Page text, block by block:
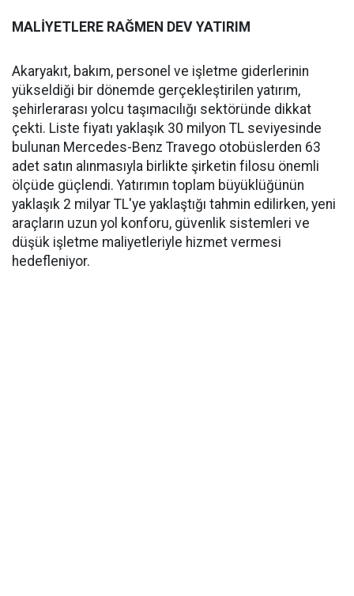
MALİYETLERE RAĞMEN DEV YATIRIM
Akaryakıt, bakım, personel ve işletme giderlerinin
yükseldiği bir dönemde gerçekleştirilen yatırım,
şehirlerarası yolcu taşımacılığı sektöründe dikkat
çekti. Liste fiyatı yaklaşık 30 milyon TL seviyesinde
bulunan Mercedes-Benz Travego otobüslerden 63
adet satın alınmasıyla birlikte şirketin filosu önemli
ölçüde güçlendi. Yatırımın toplam büyüklüğünün
yaklaşık 2 milyar TL'ye yaklaştığı tahmin edilirken, yeni
araçların uzun yol konforu, güvenlik sistemleri ve
düşük işletme maliyetleriyle hizmet vermesi
hedefleniyor.